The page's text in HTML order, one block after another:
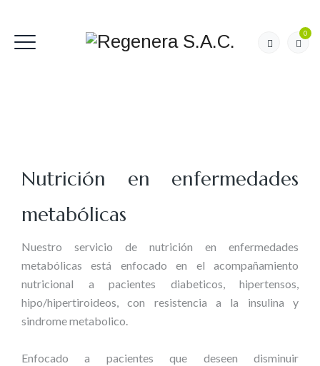
0
Nutrición en enfermedades
metabólicas
Nuestro servicio de nutrición en enfermedades
metabólicas está enfocado en el acompañamiento
nutricional a pacientes diabeticos, hipertensos,
hipo/hipertiroideos, con resistencia a la insulina y
sindrome metabolico.
Enfocado a pacientes que deseen disminuir